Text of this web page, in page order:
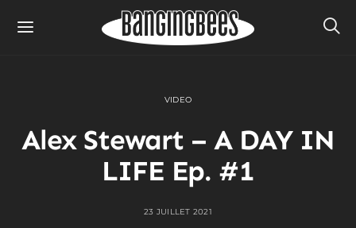
VIDEO
Alex Stewart – A DAY IN
LIFE Ep. #1
23 JUILLET 2021